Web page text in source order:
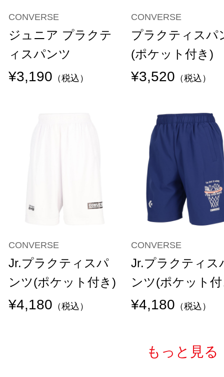
CONVERSE
ジュニア プラクテ
ィスパンツ
¥3,190 （税込）
CONVERSE
プラクティスパ
(ポケット付き)
¥3,520 （税込）
CONVERSE
Jr.プラクティスパ
ンツ(ポケット付き)
¥4,180 （税込）
CONVERSE
Jr.プラクティス
ンツ(ポケット
¥4,180 （税込）
もっと見る